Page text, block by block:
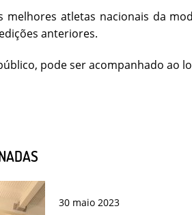
melhores atletas nacionais da
anteriores.
pode ser acompanhado ao
30 maio 2023